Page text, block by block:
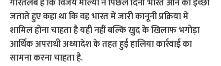
गौरतलब है कि विजय माल्या ने पिछले दिनों भारत आने की इच्छा
जताते हुए कहा था कि वह भारत में जारी कानूनी प्रक्रिया में
शामिल होना चाहता है यही नहीं बल्कि खुद के खिलाफ भगोड़ा
आर्थिक अपराधी अध्यादेश के तहत हुई हालिया कार्रवाई का
सामना करना चाहता है.